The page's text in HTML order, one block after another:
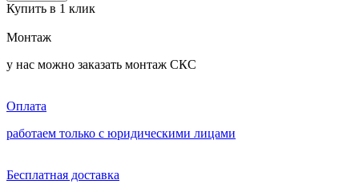
Купить в 1 клик
Монтаж
у нас можно заказать монтаж СКС
Оплата
работаем только с юридическими лицами
Бесплатная доставка